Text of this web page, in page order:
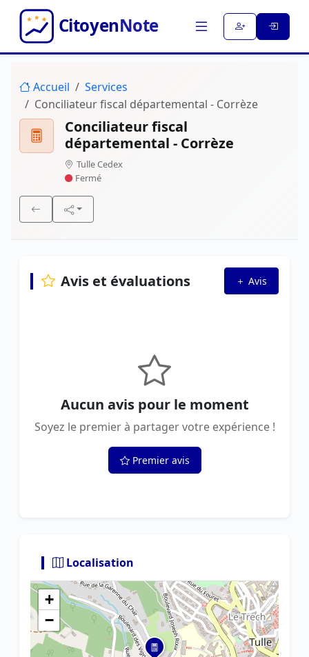
Accueil
Services
Conciliateur fiscal départemental - Corrèze
Conciliateur fiscal
départemental - Corrèze
Tulle Cedex
Fermé
Avis et évaluations Avis
Aucun avis pour le moment
Soyez le premier à partager votre expérience !
Premier avis
Localisation
+
−